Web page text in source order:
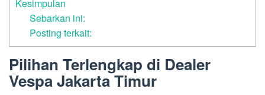
Kesimpulan
Sebarkan ini:
Posting terkait:
Pilihan Terlengkap di Dealer
Vespa Jakarta Timur